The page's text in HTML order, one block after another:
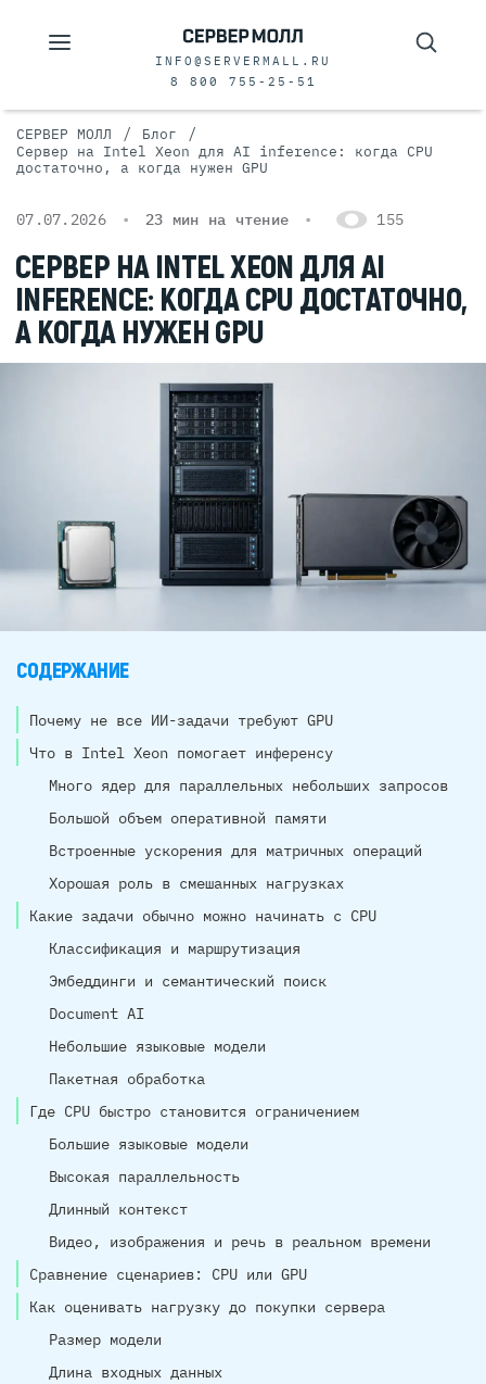
INFO@SERVERMALL.RU
8 800 755-25-51
СЕРВЕР МОЛЛ / Блог /
Сервер на Intel Xeon для AI inference: когда CPU
достаточно, а когда нужен GPU
07.07.2026 23 мин на чтение 155
СЕРВЕР НА INTEL XEON ДЛЯ AI
INFERENCE: КОГДА CPU ДОСТАТОЧНО,
А КОГДА НУЖЕН GPU
СОДЕРЖАНИЕ
Почему не все ИИ-задачи требуют GPU
Что в Intel Xeon помогает инференсу
Много ядер для параллельных небольших запросов
Большой объем оперативной памяти
Встроенные ускорения для матричных операций
Хорошая роль в смешанных нагрузках
Какие задачи обычно можно начинать с CPU
Классификация и маршрутизация
Эмбеддинги и семантический поиск
Document AI
Небольшие языковые модели
Пакетная обработка
Где CPU быстро становится ограничением
Большие языковые модели
Высокая параллельность
Длинный контекст
Видео, изображения и речь в реальном времени
Сравнение сценариев: CPU или GPU
Как оценивать нагрузку до покупки сервера
Размер модели
Длина входных данных